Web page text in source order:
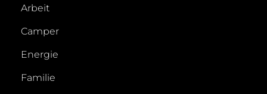
Arbeit
Camper
Energie
Familie